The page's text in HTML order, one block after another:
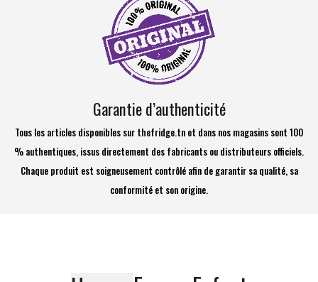
Garantie d’authenticité
Tous les articles disponibles sur thefridge.tn et dans nos magasins sont 100
% authentiques, issus directement des fabricants ou distributeurs officiels.
Chaque produit est soigneusement contrôlé afin de garantir sa qualité, sa
conformité et son origine.